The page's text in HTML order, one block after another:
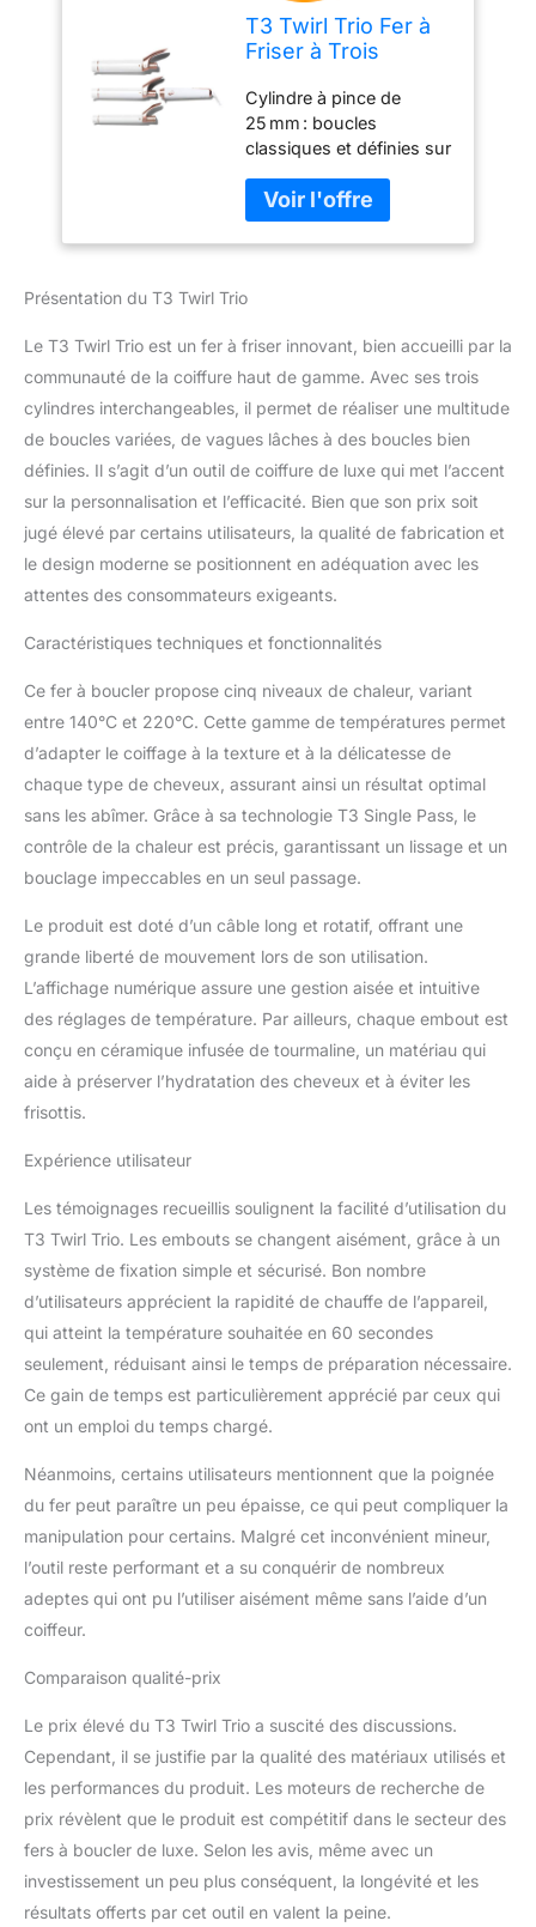
T3 Twirl Trio Fer à
Friser à Trois
Interchangeables
Cylindre à pince de
25 mm : boucles
classiques et définies sur
Cylindre à pince de
32 mm : boucles
élégantes, volumineuses
pince de 38 mm :
volumineuses et souples
Technologie Digital T3
SinglePass : chaleur
constante et homogène,
résultats rapides et
impeccables Cylindres
en mélange exclusif de
céramique : la surface en
céramique glisse
aisément sur les cheveux
éliminant les frisottis de
Cinq réglages de chaleur
de 127 °C à 210 °C: un
degré de chaleur optimal
pour tous les types de
cylindre interchangeable
polyvalent : permet de
créer une trousse d’outils
cylindres de la
Convertible Collection de
T3 (vendus séparément)
Mécanisme de
verrouillage inspiré des
objectifs d’appareil
photo : permet de
facilitent le coiffage
Régulateur de tension
automatique (de 100
à 240 V) : s’utilise partout
dans le monde (avec un
adaptateur)
Présentation du T3 Twirl Trio
Le T3 Twirl Trio est un fer à friser innovant, bien accueilli par la
communauté de la coiffure haut de gamme. Avec ses trois
cylindres interchangeables, il permet de réaliser une multitude
de boucles variées, de vagues lâches à des boucles bien
définies. Il s’agit d’un outil de coiffure de luxe qui met l’accent
sur la personnalisation et l’efficacité. Bien que son prix soit
jugé élevé par certains utilisateurs, la qualité de fabrication et
le design moderne se positionnent en adéquation avec les
attentes des consommateurs exigeants.
Caractéristiques techniques et fonctionnalités
Ce fer à boucler propose cinq niveaux de chaleur, variant
entre 140°C et 220°C. Cette gamme de températures permet
d’adapter le coiffage à la texture et à la délicatesse de
chaque type de cheveux, assurant ainsi un résultat optimal
sans les abîmer. Grâce à sa technologie T3 Single Pass, le
contrôle de la chaleur est précis, garantissant un lissage et un
bouclage impeccables en un seul passage.
Le produit est doté d’un câble long et rotatif, offrant une
grande liberté de mouvement lors de son utilisation.
L’affichage numérique assure une gestion aisée et intuitive
des réglages de température. Par ailleurs, chaque embout est
conçu en céramique infusée de tourmaline, un matériau qui
aide à préserver l’hydratation des cheveux et à éviter les
frisottis.
Expérience utilisateur
Les témoignages recueillis soulignent la facilité d’utilisation du
T3 Twirl Trio. Les embouts se changent aisément, grâce à un
système de fixation simple et sécurisé. Bon nombre
d’utilisateurs apprécient la rapidité de chauffe de l’appareil,
qui atteint la température souhaitée en 60 secondes
seulement, réduisant ainsi le temps de préparation nécessaire.
Ce gain de temps est particulièrement apprécié par ceux qui
ont un emploi du temps chargé.
Néanmoins, certains utilisateurs mentionnent que la poignée
du fer peut paraître un peu épaisse, ce qui peut compliquer la
manipulation pour certains. Malgré cet inconvénient mineur,
l’outil reste performant et a su conquérir de nombreux
adeptes qui ont pu l’utiliser aisément même sans l’aide d’un
coiffeur.
Comparaison qualité-prix
Le prix élevé du T3 Twirl Trio a suscité des discussions.
Cependant, il se justifie par la qualité des matériaux utilisés et
les performances du produit. Les moteurs de recherche de
prix révèlent que le produit est compétitif dans le secteur des
fers à boucler de luxe. Selon les avis, même avec un
investissement un peu plus conséquent, la longévité et les
résultats offerts par cet outil en valent la peine.